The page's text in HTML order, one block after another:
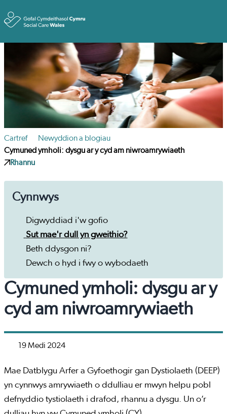
Cartref
Newyddion a blogiau
Cymuned ymholi: dysgu ar y cyd am niwroamrywiaeth
Rhannu
Cynnwys
Digwyddiad i'w gofio
Sut mae'r dull yn gweithio?
Beth ddysgon ni?
Dewch o hyd i fwy o wybodaeth
Cymuned ymholi: dysgu ar y
cyd am niwroamrywiaeth
19 Medi 2024
Mae Datblygu Arfer a Gyfoethogir gan Dystiolaeth (DEEP)
yn cynnwys amrywiaeth o ddulliau er mwyn helpu pobl
defnyddio tystiolaeth i drafod, rhannu a dysgu. Un o’r